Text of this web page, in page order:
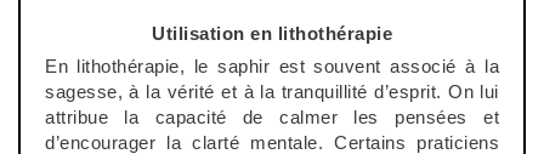
Utilisation en lithothérapie
En lithothérapie, le saphir est souvent associé à la
sagesse, à la vérité et à la tranquillité d’esprit. On lui
attribue la capacité de calmer les pensées et
d’encourager la clarté mentale. Certains praticiens